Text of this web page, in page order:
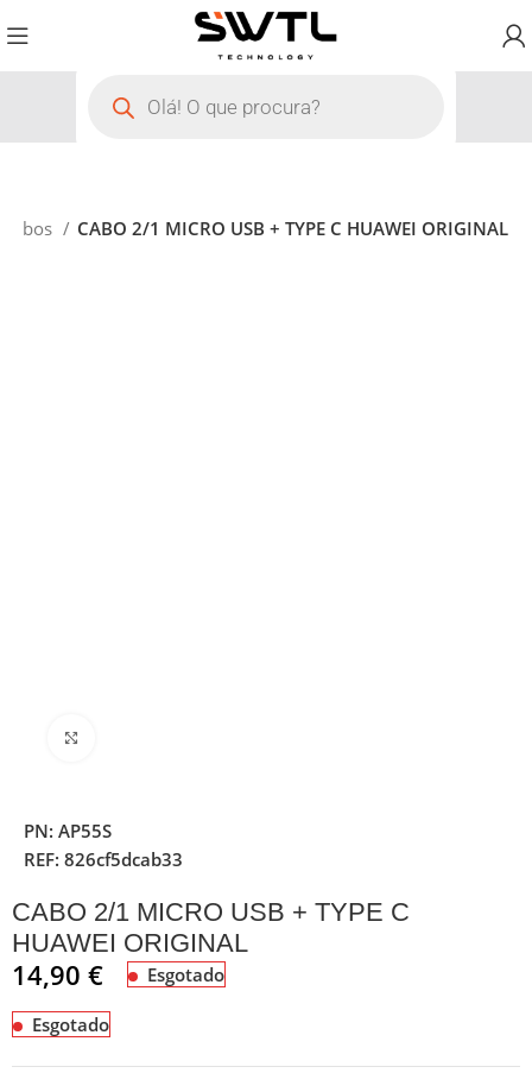
Cabos CABO 2/1 MICRO USB + TYPE C HUAWEI ORIGINAL
PN:AP55S
REF:826cf5dcab33
CABO 2/1 MICRO USB + TYPE C
HUAWEI ORIGINAL
14,90€ Esgotado
Esgotado